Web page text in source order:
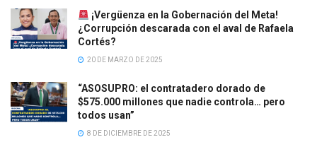
¡Vergüenza en la Gobernación del Meta!
¿Corrupción descarada con el aval de Rafaela
Cortés?
20 DE MARZO DE 2025
“ASOSUPRO: el contratadero dorado de
$575.000 millones que nadie controla… pero
todos usan”
8 DE DICIEMBRE DE 2025